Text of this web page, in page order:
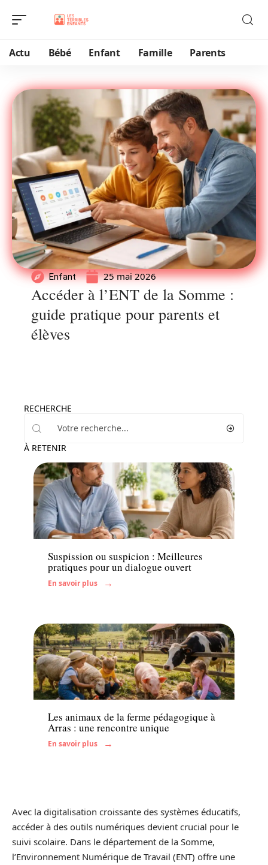
Actu Bébé Enfant Famille Parents
Enfant 25 mai 2026
Accéder à l’ENT de la Somme :
guide pratique pour parents et
élèves
RECHERCHE
À RETENIR
Parents
Suspission ou suspicion : Meilleures
pratiques pour un dialogue ouvert
En savoir plus
Enfant
Les animaux de la ferme pédagogique à
Arras : une rencontre unique
En savoir plus
Avec la digitalisation croissante des systèmes éducatifs,
accéder à des outils numériques devient crucial pour le
suivi scolaire. Dans le département de la Somme,
l’Environnement Numérique de Travail (ENT) offre une